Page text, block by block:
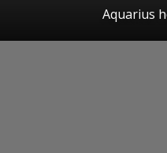
Aquarius